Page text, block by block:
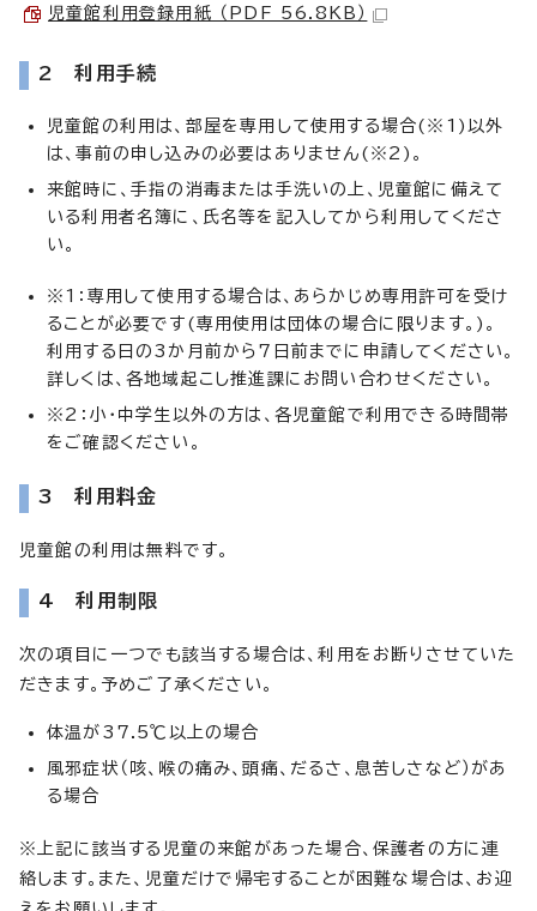
児童館利用登録用紙 （PDF 56.8KB）
2 利用手続
児童館の利用は、部屋を専用して使用する場合(※1)以外
は、事前の申し込みの必要はありません(※2)。
来館時に、手指の消毒または手洗いの上、児童館に備えて
いる利用者名簿に、氏名等を記入してから利用してくださ
い。
※1：専用して使用する場合は、あらかじめ専用許可を受け
ることが必要です(専用使用は団体の場合に限ります。)。
利用する日の3か月前から7日前までに申請してください。
詳しくは、各地域起こし推進課にお問い合わせください。
※2：小・中学生以外の方は、各児童館で利用できる時間帯
をご確認ください。
3 利用料金
児童館の利用は無料です。
4 利用制限
次の項目に一つでも該当する場合は、利用をお断りさせていた
だきます。予めご了承ください。
体温が37.5℃以上の場合
風邪症状（咳、喉の痛み、頭痛、だるさ、息苦しさなど）があ
る場合
※上記に該当する児童の来館があった場合、保護者の方に連
絡します。また、児童だけで帰宅することが困難な場合は、お迎